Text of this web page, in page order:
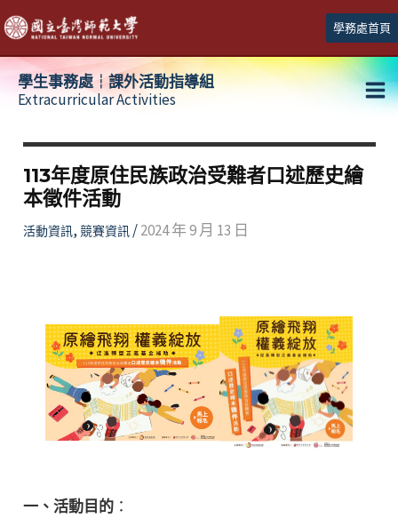
跳
至
主
學務處首頁
學生事務處┆課外活動指導組
Extracurricular Activities
113年度原住民族政治受難者口述歷史繪
本徵件活動
活動資訊, 競賽資訊/2024 年 9 月 13 日
一、活動目的：